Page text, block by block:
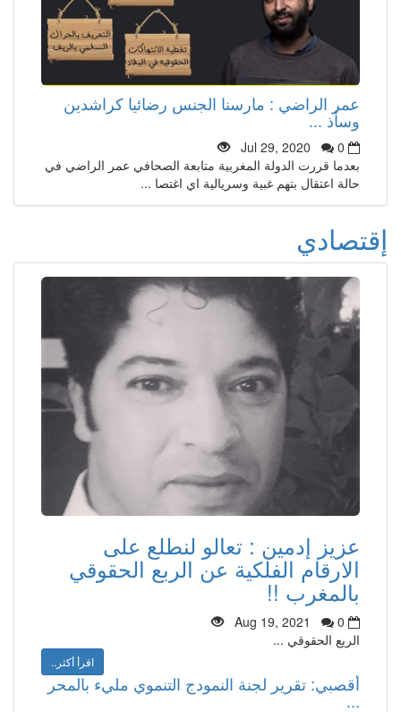
عمر الراضي : مارسنا الجنس رضائيا كراشدين
وسأذ ...
Jul 29, 2020
0
بعدما قررت الدولة المغربية متابعة الصحافي عمر الراضي في
حالة اعتقال بتهم غبية وسريالية اي اغتصا ...
إقتصادي
عزيز إدمين : تعالو لنطلع على
الارقام الفلكية عن الربع الحقوقي
بالمغرب !!
Aug 19, 2021
0
الريع الحقوقي ...
اقرأ أكثر..
أقصبي: تقرير لجنة النمودج التنموي مليء بالمحر